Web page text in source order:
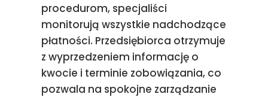
procedurom, specjaliści
monitorują wszystkie nadchodzące
płatności. Przedsiębiorca otrzymuje
z wyprzedzeniem informację o
kwocie i terminie zobowiązania, co
pozwala na spokojne zarządzanie